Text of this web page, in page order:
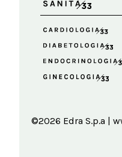
©2026 Edra S.p.a |